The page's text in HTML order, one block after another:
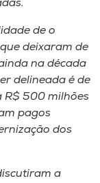
de o
deixaram de
na década
delineada é de
R$ 500 milhões
pagos
dos
a